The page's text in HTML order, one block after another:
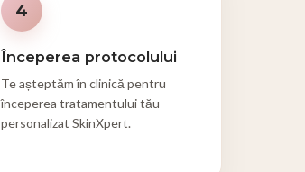
4
Începerea protocolului
Te așteptăm în clinică pentru
începerea tratamentului tău
personalizat SkinXpert.